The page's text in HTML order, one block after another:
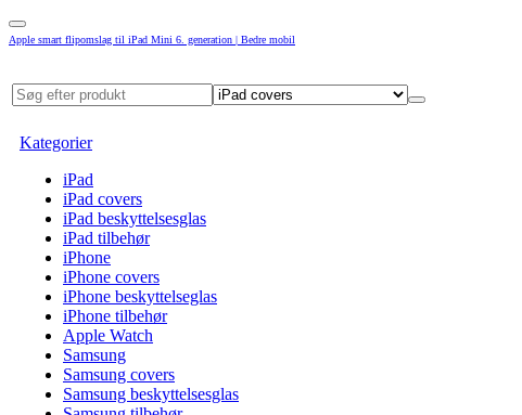
Apple smart flipomslag til iPad Mini 6. generation | Bedre mobil
Kategorier
iPad
iPad covers
iPad beskyttelsesglas
iPad tilbehør
iPhone
iPhone covers
iPhone beskyttelseglas
iPhone tilbehør
Apple Watch
Samsung
Samsung covers
Samsung beskyttelsesglas